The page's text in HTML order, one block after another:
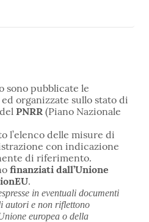
sono pubblicate le
organizzate sullo stato di
PNRR (Piano Nazionale
l’elenco delle misure di
con indicazione
di riferimento.
finanziati dall’Unione
.
in eventuali documenti
autori e non riflettono
europea o della